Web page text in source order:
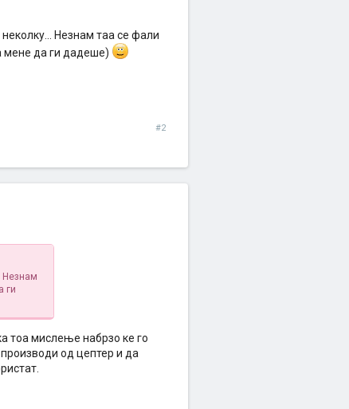
Незнам таа се фали
мене да ги дадеше)
#2
Незнам
ги
тоа мислење набрзо ке го
од цептер и да